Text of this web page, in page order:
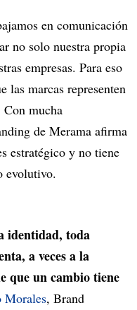
en comunicación
no solo nuestra propia
empresas. Para eso
las marcas representen
Con mucha
de Merama afirma
estratégico y no tiene
evolutivo.
identidad, toda
a veces a la
que un cambio tiene
Morales, Brand